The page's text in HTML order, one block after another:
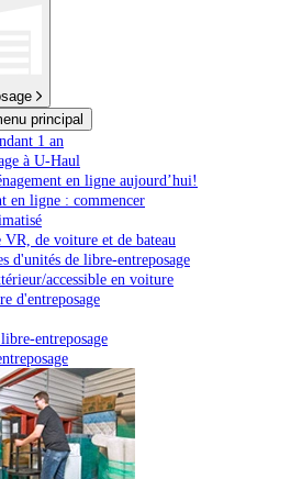
principal
1 an
à U-Haul
en ligne aujourd’hui!
en ligne : commencer
VR, de voiture et de bateau
d'unités de libre-entreposage
accessible en voiture
d'entreposage
entreposage